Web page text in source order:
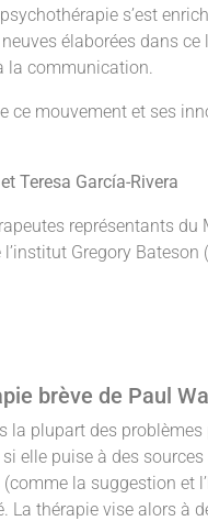
s’est
élaborées dans
la communication.
ce mouvement et ses
Teresa García-Rivera
représentants
Gregory Bateson
brève de Paul
la plupart des
elle puise à des
la suggestion et
La thérapie vise alors à